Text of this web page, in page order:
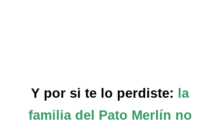
Y por si te lo perdiste: la
familia del Pato Merlín no